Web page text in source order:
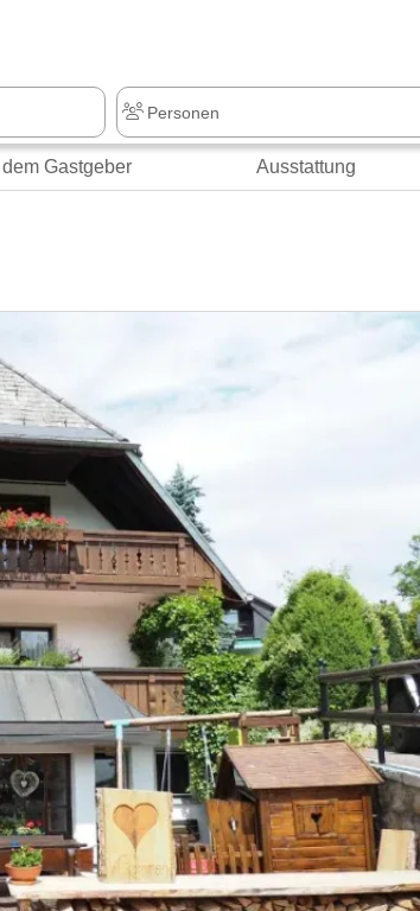
Gastgeber Ausstattung